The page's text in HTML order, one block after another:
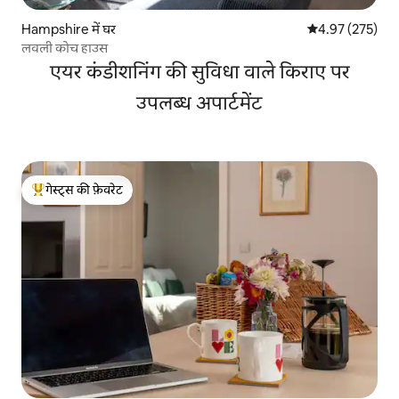
Hampshire में घर औसत रेटिंग 5 में से
4.97 (275)
लवली कोच हाउस
एयर कंडीशनिंग की सुविधा वाले किराए पर
उपलब्ध अपार्टमेंट
गेस्ट्स का टॉप फ़ेवरेट
गेस्ट्स की फ़ेवरेट